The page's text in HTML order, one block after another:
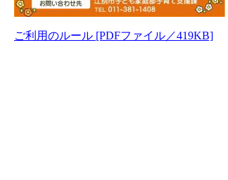
ご利用のルール [PDFファイル／419KB]